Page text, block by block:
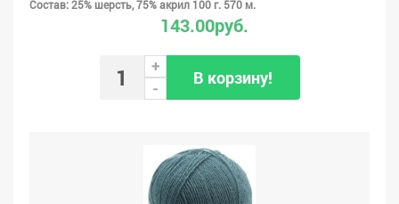
Состав: 25% шерсть, 75% акрил 100 г. 570 м.
143.00руб.
+
-
В корзину!